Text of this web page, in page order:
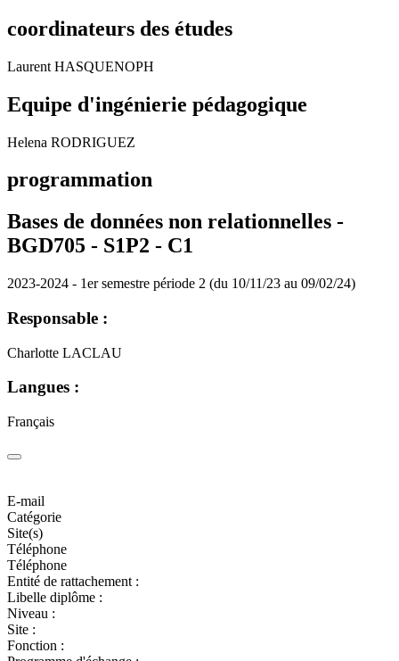
coordinateurs des études
Laurent HASQUENOPH
Equipe d'ingénierie pédagogique
Helena RODRIGUEZ
programmation
Bases de données non relationnelles -
BGD705 - S1P2 - C1
2023-2024 - 1er semestre période 2 (du 10/11/23 au 09/02/24)
Responsable :
Charlotte LACLAU
Langues :
Français
E-mail
Catégorie
Site(s)
Téléphone
Téléphone
Entité de rattachement :
Libelle diplôme :
Niveau :
Site :
Fonction :